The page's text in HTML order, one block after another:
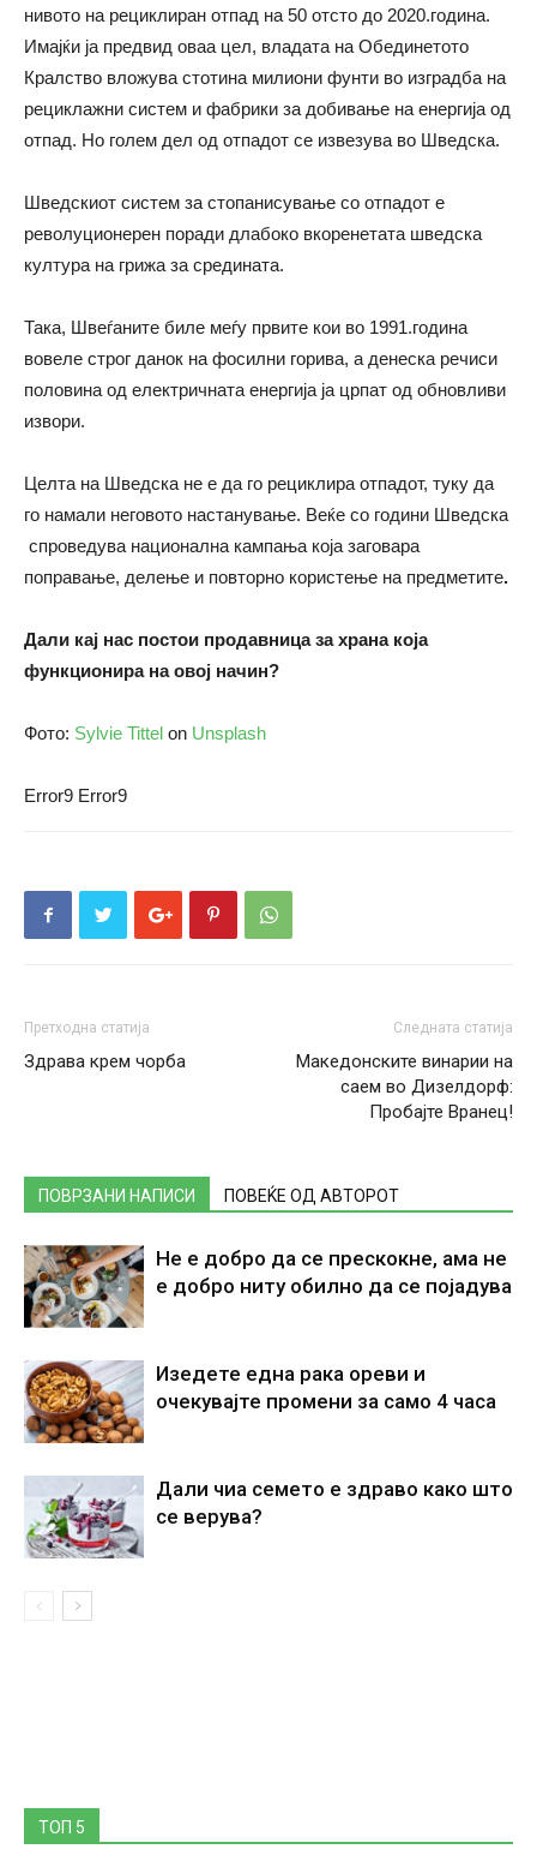
нивото на рециклиран отпад на 50 отсто до 2020.година.
Имајќи ја предвид оваа цел, владата на Обединетото
Кралство вложува стотина милиони фунти во изградба на
рециклажни систем и фабрики за добивање на енергија од
отпад. Но голем дел од отпадот се извезува во Шведска.
Шведскиот систем за стопанисување со отпадот е
револуционерен поради длабоко вкоренетата шведска
култура на грижа за средината.
Така, Швеѓаните биле меѓу првите кои во 1991.година
вовеле строг данок на фосилни горива, а денеска речиси
половина од електричната енергија ја црпат од обновливи
извори.
Целта на Шведска не е да го рециклира отпадот, туку да
го намали неговото настанување. Веќе со години Шведска
спроведува национална кампања која заговара
поправање, делење и повторно користење на предметите.
Дали кај нас постои продавница за храна која
функционира на овој начин?
Фото: Sylvie Tittel on Unsplash
Error9 Error9
Претходна статија
Здрава крем чорба
Следната статија
Македонските винарии на
саем во Дизелдорф:
Пробајте Вранец!
ПОВРЗАНИ НАПИСИ ПОВЕЌЕ ОД АВТОРОТ
Не е добро да се прескокне, ама не
е добро ниту обилно да се појадува
Изедете една рака ореви и
очекувајте промени за само 4 часа
Дали чиа семето е здраво како што
се верува?
ТОП 5